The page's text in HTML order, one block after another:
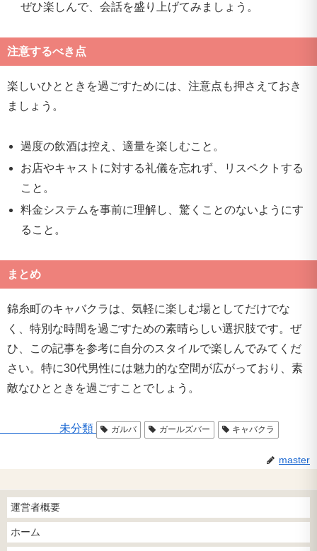
ぜひ楽しんで、会話を盛り上げてみましょう。
注意するべき点
楽しいひとときを過ごすためには、注意点も押さえておき
ましょう。
過度の飲酒は控え、適量を楽しむこと。
お店やキャストに対する礼儀を忘れず、リスペクトする
こと。
料金システムを事前に理解し、驚くことのないようにす
ること。
まとめ
錦糸町のキャバクラは、気軽に楽しむ場としてだけでな
く、特別な時間を過ごすための素晴らしい選択肢です。ぜ
ひ、この記事を参考に自分のスタイルで楽しんでみてくだ
さい。特に30代男性には魅力的な空間が広がっており、素
敵なひとときを過ごすことでしょう。
未分類 ガルバ ガールズバー キャバクラ
master
運営者概要
ホーム